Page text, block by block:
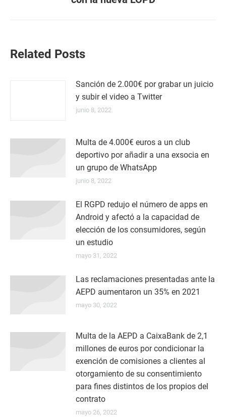
siguiente:
Related Posts
Sanción de 2.000€ por grabar un juicio
y subir el video a Twitter
junio 8, 2022
Multa de 4.000€ euros a un club
deportivo por añadir a una exsocia en
un grupo de WhatsApp
junio 8, 2022
El RGPD redujo el número de apps en
Android y afectó a la capacidad de
elección de los consumidores, según
un estudio
mayo 31, 2022
Las reclamaciones presentadas ante la
AEPD aumentaron un 35% en 2021
mayo 30, 2022
Multa de la AEPD a CaixaBank de 2,1
millones de euros por condicionar la
exención de comisiones a clientes al
otorgamiento de su consentimiento
para fines distintos de los propios del
contrato
mayo 26, 2022